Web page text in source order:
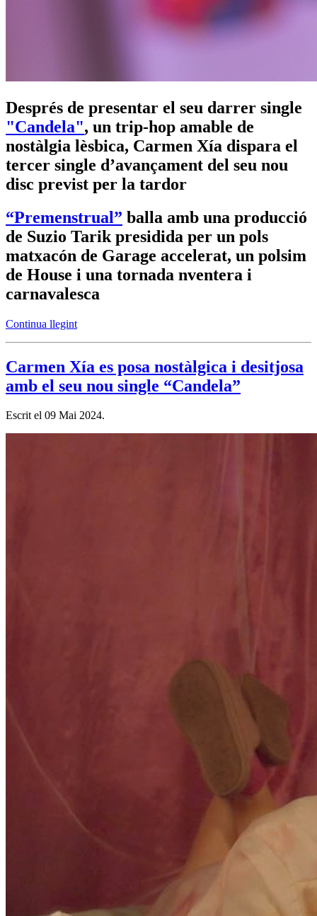
Després de presentar el seu darrer single
"Candela", un trip-hop amable de
nostàlgia lèsbica, Carmen Xía dispara el
tercer single d’avançament del seu nou
disc previst per la tardor
“Premenstrual” balla amb una producció
de Suzio Tarik presidida per un pols
matxacón de Garage accelerat, un polsim
de House i una tornada nventera i
carnavalesca
Continua llegint
Carmen Xía es posa nostàlgica i desitjosa
amb el seu nou single “Candela”
Escrit el 09 Mai 2024.